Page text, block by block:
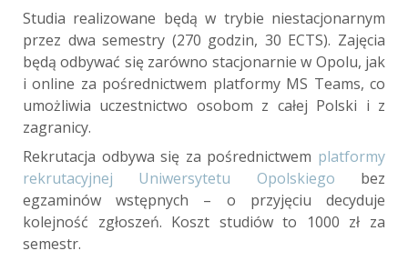
Studia realizowane będą w trybie niestacjonarnym
przez dwa semestry (270 godzin, 30 ECTS). Zajęcia
będą odbywać się zarówno stacjonarnie w Opolu, jak
i online za pośrednictwem platformy MS Teams, co
umożliwia uczestnictwo osobom z całej Polski i z
zagranicy.
Rekrutacja odbywa się za pośrednictwem platformy
rekrutacyjnej Uniwersytetu Opolskiego bez
egzaminów wstępnych – o przyjęciu decyduje
kolejność zgłoszeń. Koszt studiów to 1000 zł za
semestr.